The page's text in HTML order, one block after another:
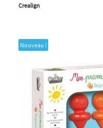
Crealign
Nouveau !